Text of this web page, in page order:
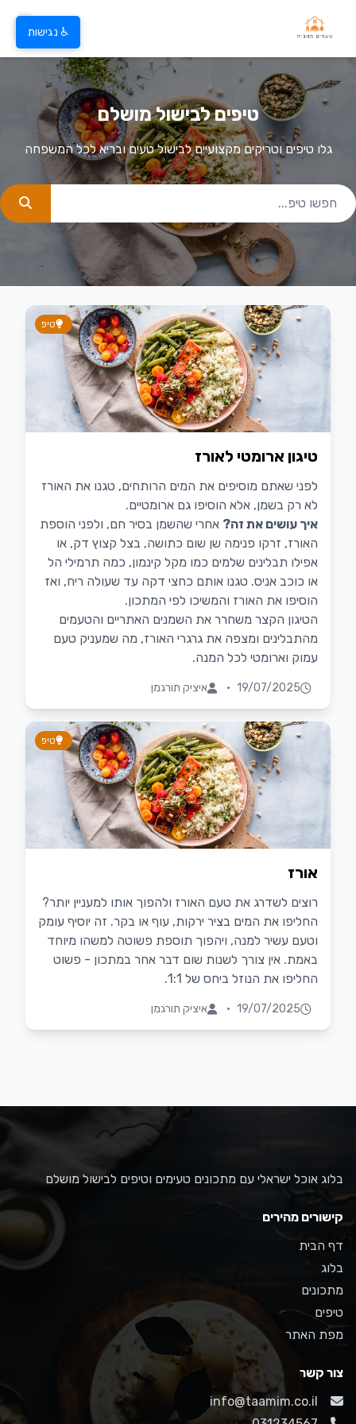
טיפים לבישול מושלם
גלו טיפים וטריקים מקצועיים לבישול טעים ובריא לכל המשפחה
טיפ
טיגון ארומטי לאורז
לפני שאתם מוסיפים את המים הרותחים, טגנו את האורז
לא רק בשמן, אלא הוסיפו גם ארומטיים.
איך עושים את זה? אחרי שהשמן בסיר חם, ולפני הוספת
האורז, זרקו פנימה שן שום כתושה, בצל קצוץ דק, או
אפילו תבלינים שלמים כמו מקל קינמון, כמה תרמילי הל
או כוכב אניס. טגנו אותם כחצי דקה עד שעולה ריח, ואז
הוסיפו את האורז והמשיכו לפי המתכון.
הטיגון הקצר משחרר את השמנים האתריים והטעמים
מהתבלינים ומצפה את גרגרי האורז, מה שמעניק טעם
עמוק וארומטי לכל המנה.
19/07/2025
• איציק תורגמן
טיפ
אורז
רוצים לשדרג את טעם האורז ולהפוך אותו למעניין יותר?
החליפו את המים בציר ירקות, עוף או בקר. זה יוסיף עומק
וטעם עשיר למנה, ויהפוך תוספת פשוטה למשהו מיוחד
באמת. אין צורך לשנות שום דבר אחר במתכון - פשוט
החליפו את הנוזל ביחס של 1:1.
19/07/2025
• איציק תורגמן
בלוג אוכל ישראלי עם מתכונים טעימים וטיפים לבישול מושלם
קישורים מהירים
דף הבית
בלוג
מתכונים
טיפים
מפת האתר
צור קשר
info@taamim.co.il
♿ נגישות